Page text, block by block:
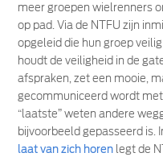
meer groepen wielrenners
op pad. Via de NTFU zijn
opgeleid die hun groep
houdt de veiligheid in de
afspraken, zet een mooie,
gecommuniceerd wordt
“laatste” weten andere
bijvoorbeeld gepasseerd is.
laat van zich horen legt de